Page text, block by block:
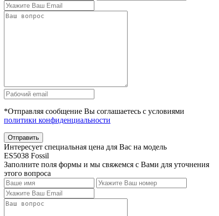
*Отправляя сообщение Вы соглашаетесь с условиями
политики конфиденциальности
Отправить
Интересует специальная цена для Вас на модель
ES5038 Fossil
Заполните поля формы и мы свяжемся с Вами для уточнения
этого вопроса